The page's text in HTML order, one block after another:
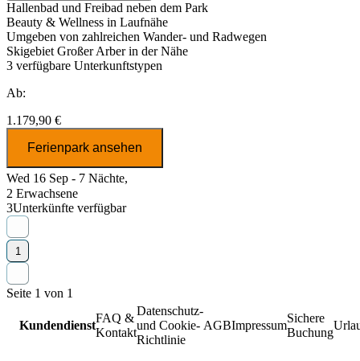
Hallenbad und Freibad neben dem Park
Beauty & Wellness in Laufnähe
Umgeben von zahlreichen Wander- und Radwegen
Skigebiet Großer Arber in der Nähe
3 verfügbare Unterkunftstypen
Ab:
1.179,90 €
Ferienpark ansehen
Wed 16 Sep - 7 Nächte,
2 Erwachsene
3Unterkünfte verfügbar
1
Seite 1 von 1
Kundendienst
FAQ &
Kontakt
Datenschutz-
und Cookie-
Richtlinie
AGBImpressum
Sichere
Buchung